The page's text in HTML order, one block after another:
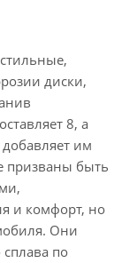
диски,
8, а
им
призваны быть
и комфорт, но
Они
сплава по